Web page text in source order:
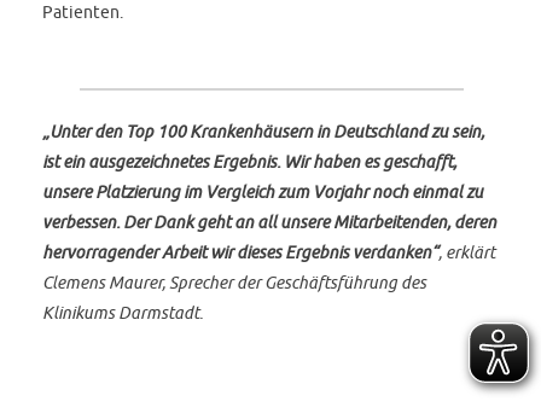
Patienten.
„Unter den Top 100 Krankenhäusern in Deutschland zu sein,
ist ein ausgezeichnetes Ergebnis. Wir haben es geschafft,
unsere Platzierung im Vergleich zum Vorjahr noch einmal zu
verbessen. Der Dank geht an all unsere Mitarbeitenden, deren
hervorragender Arbeit wir dieses Ergebnis verdanken“, erklärt
Clemens Maurer, Sprecher der Geschäftsführung des
Klinikums Darmstadt.